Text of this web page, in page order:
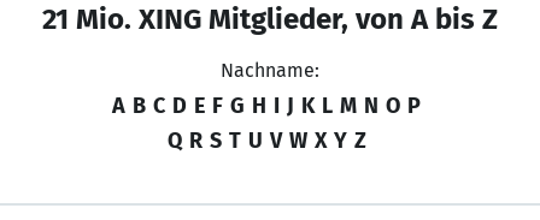
21 Mio. XING Mitglieder, von A bis Z
Nachname:
A B C D E F G H I J K L M N O P
Q R S T U V W X Y Z